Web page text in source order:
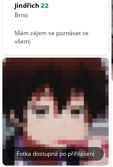
Jindřich 22
Brno
Mám zájem se poznávat se
všemi
Fotka dostupná po přihlášení